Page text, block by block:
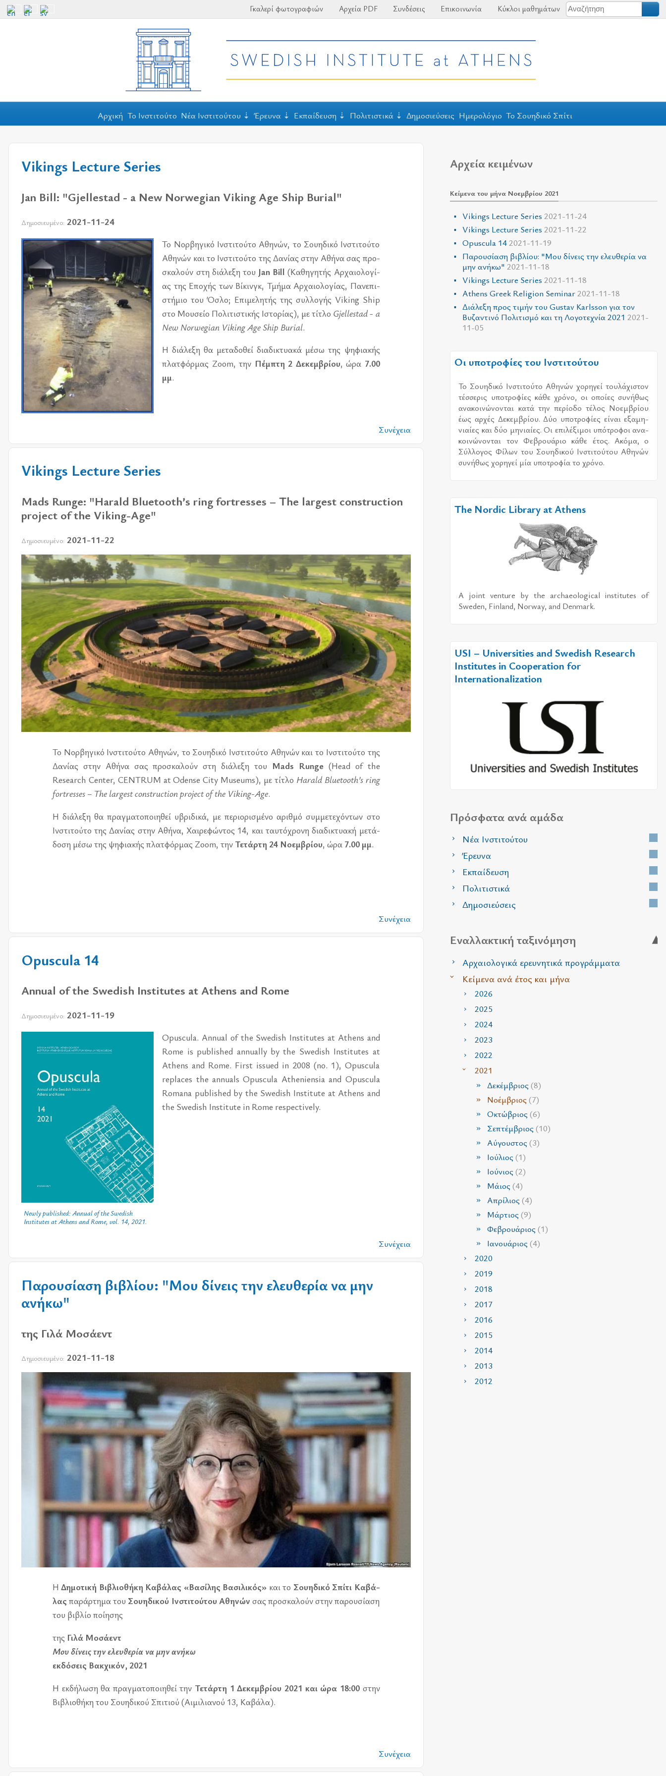
Γκαλερί φωτογραφιών Αρχεία PDF Συνδέσεις Επικοινωνία Κύκλοι μαθημάτων
Αρχική Το Ινστιτούτο Νέα Ινστιτούτου Έρευνα Εκπαίδευση Πολιτιστικά Δημοσιεύσεις Ημερολόγιο Το Σουηδικό Σπίτι
Vikings Lecture Series
Jan Bill: "Gjellestad - a New Norwegian Viking Age Ship Burial"
Δημοσιευμένο: 2021-11-24
Το Νορ­βη­γι­κό Ινστι­τού­το Αθη­νών, το Σου­η­δι­κό Ινστι­τού­το
Αθη­νών και το Ινστι­τού­το της Δανί­ας στην Αθήνα σας προ­
σκα­λούν στη διά­λε­ξη του Jan Bill(Καθη­γη­τής Αρχαιο­λο­γί­
ας της Επο­χής των Βίκινγκ, Τμήμα Αρχαιο­λο­γί­ας, Πανε­πι­
στή­μιο του Όσλο; Επι­με­λη­τής της συλ­λο­γής Viking Ship
στο Μου­σείο Πολι­τι­στι­κής Ιστο­ρί­ας), με τί­τλο Gjellestad - a
New Norwegian Viking Age Ship Burial.
Η διά­λε­ξη θα με­τα­δο­θεί δια­δι­κτυα­κά μέσωτης ψη­φια­κής
πλατ­φόρ­μας Zoom, την Πέμ­πτη 2 Δεκεμ­βρί­ου, ώρα 7.00
μμ.
Συνέχεια
Vikings Lecture Series
Mads Runge: "Harald Bluetooth’s ring fortresses – The largest construction
project of the Viking-Age"
Δημοσιευμένο: 2021-11-22
Το Νορ­βη­γι­κό Ινστι­τού­το Αθη­νών, το Σου­η­δι­κό Ινστι­τού­το Αθη­νών και το Ινστι­τού­το της
Δανί­ας στην Αθήνα σας προ­σκα­λούν στη διά­λε­ξη του Mads Runge (Head of the
Research Center, CENTRUM at Odense City Museums), με τί­τλο Harald Bluetooth’s ring
fortresses – The largest construction project of the Viking-Age.
Η διά­λε­ξη θα πραγ­μα­το­ποι­η­θεί υβρι­δι­κά, με πε­ριο­ρι­σμέ­νο αριθ­μό συμ­με­τε­χό­ντων στο
Ινστι­τού­το της Δανί­ας στην Αθήνα, Χαι­ρε­φώ­ντος 14, και ταυ­τό­χρο­νη δια­δι­κτυα­κή με­τά­
δο­ση μέσω της ψη­φια­κής πλατ­φόρ­μας Zoom, την Τετάρ­τη 24 Νοεμ­βρί­ου, ώρα 7.00 μμ.
Συνέχεια
Opuscula 14
Annual of the Swedish Institutes at Athens and Rome
Δημοσιευμένο: 2021-11-19
Newly published: Annual of the Swedish
Institutes at Athens and Rome, vol. 14, 2021.
Opuscula. Annual of the Swedish Institutes at Athens and
Rome is published annually by the Swedish Institutes at
Athens and Rome. First issued in 2008 (no. 1), Opuscula
replaces the annuals Opuscula Atheniensia and Opuscula
Romana published by the Swedish Institute at Athens and
the Swedish Institute in Rome respectively.
Συνέχεια
Παρουσίαση βιβλίου: "Μου δίνεις την ελευθερία να μην
ανήκω"
της Γιλά Μοσάεντ
Δημοσιευμένο: 2021-11-18
ΗΔημο­τι­κή Βιβλιο­θή­κη Καβά­λας «Βασί­λης Βασι­λι­κός» και το Σου­η­δι­κό Σπίτι Καβά­
λας πα­ράρ­τη­μα του Σου­η­δι­κού Ινστι­τού­του Αθη­νών σας προ­σκα­λούν στην πα­ρου­σί­α­ση
του βι­βλίο ποί­η­σης
της Γιλά Μοσά­εντ
Μου δί­νεις την ελευ­θε­ρία να μην ανή­κω
εκ­δό­σεις Βακ­χι­κόν, 2021
Η εκ­δή­λω­ση θα πραγ­μα­το­ποι­η­θεί την Τετάρ­τη 1 Δεκεμ­βρί­ου 2021 και ώρα 18:00στην
Βιβλιο­θή­κη του Σου­η­δι­κού Σπι­τιού (Αιμι­λια­νού 13, Καβά­λα).
Συνέχεια
Αρχεία κειμένων
Κείμενα του μήνα Νοεμβρίου 2021
Vikings Lecture Series2021-11-24
Vikings Lecture Series2021-11-22
Opuscula 142021-11-19
Παρουσίαση βιβλίου: "Μου δίνεις την ελευθερία να
μην ανήκω"2021-11-18
Vikings Lecture Series2021-11-18
Athens Greek Religion Seminar2021-11-18
Διάλεξη προς τιμήν του Gustav Karlsson για τον
Βυζαντινό Πολιτισμό και τη Λογοτεχνία 20212021-
11-05
Οι υποτροφίες του Ινστιτούτου
Το Σου­η­δι­κό Ινστι­τού­το Αθη­νών χο­ρη­γεί του­λά­χι­στον
τέσ­σε­ρις υπο­τρο­φί­ες κάθε χρό­νο, οι οποί­ες συ­νή­θως
ανα­κοι­νώ­νο­νται κατά την πε­ρί­ο­δο τέ­λος Νοεμ­βρί­ου
έως αρ­χές Δεκεμ­βρί­ου. Δύο υπο­τρο­φί­ες εί­ναι εξα­μη­
νιαί­ες και δύο μη­νιαί­ες. Οι επι­λέ­ξι­μοι υπό­τρο­φοι ανα­
κοι­νώ­νο­νται τον Φεβρουά­ριο κάθε έτος. Ακόμα, ο
Σύλ­λο­γος Φίλων του Σου­η­δι­κού Ινστι­τού­του Αθη­νών
συ­νή­θως χο­ρη­γεί μία υπο­τρο­φία το χρό­νο.
The Nordic Library at Athens
A joint venture by the archaeological institutes of
Sweden, Finland, Norway, and Denmark.
USI – Universities and Swedish Research
Institutes in Cooperation for
Internationalization
Πρόσφατα ανά αμάδα
Νέα Ινστιτούτου
Έρευνα
Εκπαίδευση
Πολιτιστικά
Δημοσιεύσεις
Εναλλακτική ταξινόμηση
Αρχαιολογικά ερευνητικά προγράμματα
Κείμενα ανά έτος και μήνα
2026
2025
2024
2023
2022
2021
Δεκέμβριος (8)
Νοέμβριος (7)
Οκτώβριος (6)
Σεπτέμβριος (10)
Αύγουστος (3)
Ιούλιος (1)
Ιούνιος (2)
Μάιος (4)
Απρίλιος (4)
Μάρτιος (9)
Φεβρουάριος (1)
Ιανουάριος (4)
2020
2019
2018
2017
2016
2015
2014
2013
2012